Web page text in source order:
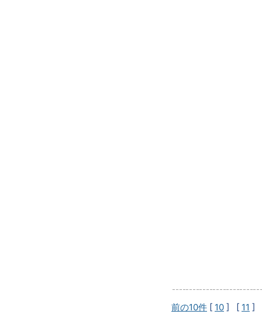
前の10件 [ 10 ] [ 11 ]